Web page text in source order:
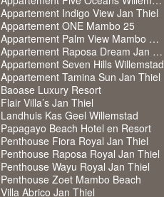
Appartement Indigo View Jan Thiel
Appartement ONE Mambo 25
Appartement Palm View Mambo Beach
Appartement Raposa Dream Jan Thiel
Appartement Seven Hills Willemstad
Appartement Tamina Sun Jan Thiel
Baoase Luxury Resort
Flair Villa’s Jan Thiel
Landhuis Kas Geel Willemstad
Papagayo Beach Hotel en Resort
Penthouse Fiora Royal Jan Thiel
Penthouse Raposa Royal Jan Thiel
Penthouse Wayu Royal Jan Thiel
Penthouse Zoet Mambo Beach
Villa Abrico Jan Thiel